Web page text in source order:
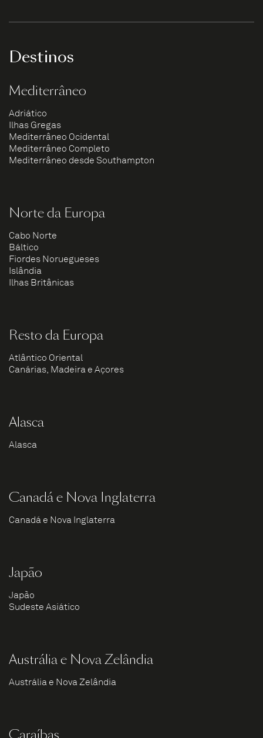
Destinos
Mediterrâneo
Adriático
Ilhas Gregas
Mediterrâneo Ocidental
Mediterrâneo Completo
Mediterrâneo desde Southampton
Norte da Europa
Cabo Norte
Báltico
Fiordes Noruegueses
Islândia
Ilhas Britânicas
Resto da Europa
Atlântico Oriental
Canárias, Madeira e Açores
Alasca
Alasca
Canadá e Nova Inglaterra
Canadá e Nova Inglaterra
Japão
Japão
Sudeste Asiático
Austrália e Nova Zelândia
Austrália e Nova Zelândia